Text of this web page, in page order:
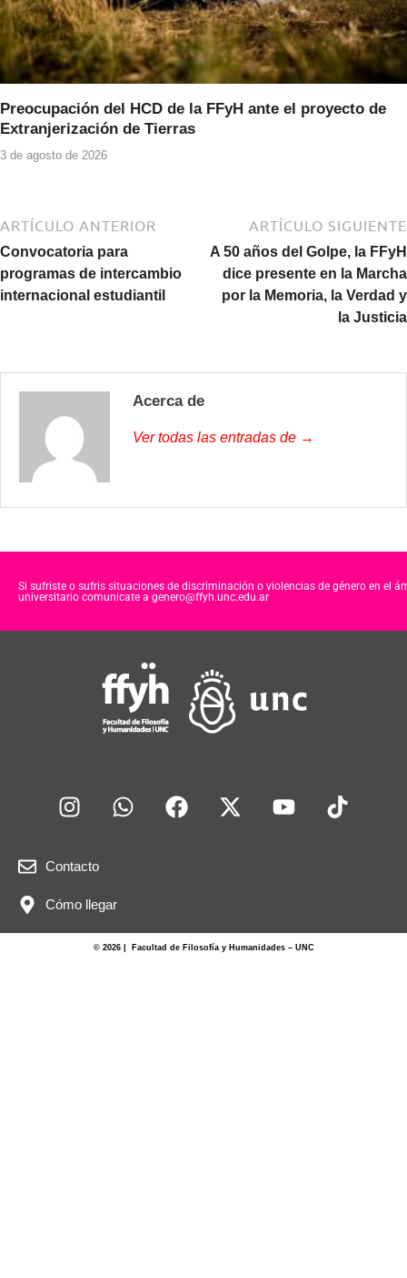
Preocupación del HCD de la FFyH ante el proyecto de
Extranjerización de Tierras
3 de agosto de 2026
ARTÍCULO ANTERIOR
Convocatoria para
programas de intercambio
internacional estudiantil
ARTÍCULO SIGUIENTE
A 50 años del Golpe, la FFyH
dice presente en la Marcha
por la Memoria, la Verdad y
la Justicia
Acerca de
Ver todas las entradas de →
Si sufriste o sufris situaciones de discriminación o violencias de género en el
universitario comunicate a genero@ffyh.unc.edu.ar
Contacto
Cómo llegar
© 2026 | Facultad de Filosofía y Humanidades – UNC